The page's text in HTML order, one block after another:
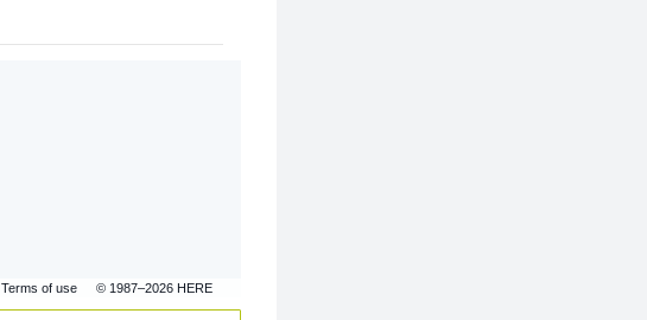
Terms of use © 1987–2026 HERE